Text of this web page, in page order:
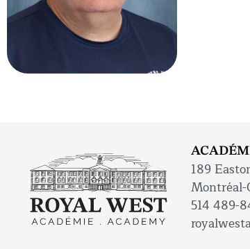
189
Montréal-
514 489-